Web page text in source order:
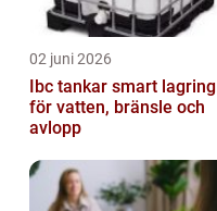
02 juni 2026
Ibc tankar smart lagring
för vatten, bränsle och
avlopp